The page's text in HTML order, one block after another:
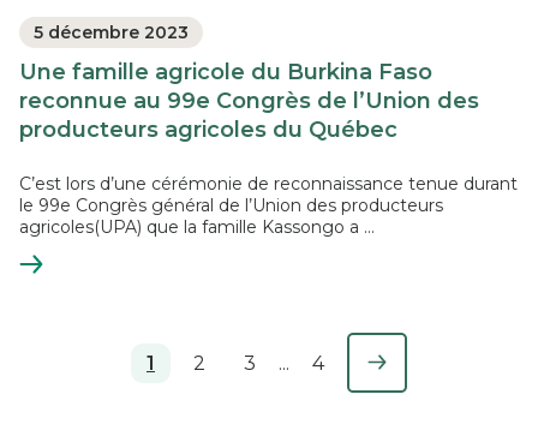
5 décembre 2023
Une famille agricole du Burkina Faso
reconnue au 99e Congrès de l’Union des
producteurs agricoles du Québec
C’est lors d’une cérémonie de reconnaissance tenue durant
le 99e Congrès général de l’Union des producteurs
agricoles(UPA) que la famille Kassongo a ...
En
Vous êtes à la page
1 2 3 ... 4